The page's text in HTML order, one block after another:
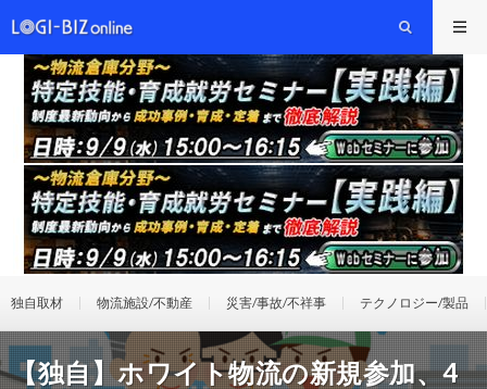
独自取材 物流施設/不動産 災害/事故/不祥事 テクノロジー/製品
【独自】ホワイト物流の新規参加、4